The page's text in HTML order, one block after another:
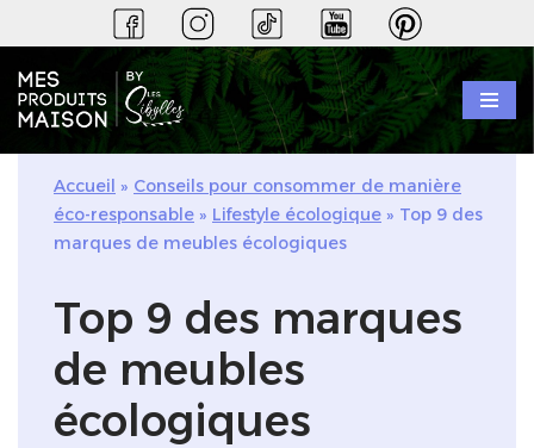
au
contenu
Accueil » Conseils pour consommer de manière
éco-responsable » Lifestyle écologique » Top 9 des
marques de meubles écologiques
Top 9 des marques
de meubles
écologiques